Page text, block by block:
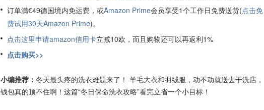
订单满€49德国境内免运费，或Amazon Prime会员享受1个工作日免费送货(点击免
费试用30天Amazon Prime)。
点击这里申请amazon信用卡立减10欧，而且购物还可以再返利1%
点击购买>>
小编推荐： 冬天最头疼的洗衣难题来了！ 羊毛大衣和羽绒服，动不动就送去干洗店，
钱包真的顶不住啊！这篇“冬日保命洗衣攻略”看完立省一个小目标！